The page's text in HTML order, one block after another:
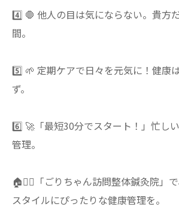
4️⃣ 🛑 他人の目は気にならない。貴方
間。
5️⃣ 🌱 定期ケアで日々を元気に！健康
ず。
6️⃣ 🚀「最短30分でスタート！」忙し
管理。
🏠💆‍♀️「ごりちゃん訪問整体鍼灸院」
スタイルにぴったりな健康管理を。